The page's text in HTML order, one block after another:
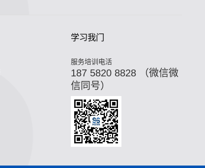
学习我门
服务培训电活
187 5820 8828 （微信微
信同号）